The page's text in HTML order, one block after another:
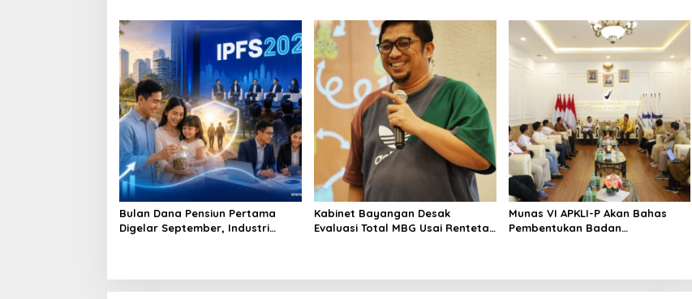
Layak
Bulan Dana Pensiun Pertama
Digelar September, Industri
Kabinet Bayangan Desak
Evaluasi Total MBG Usai Rentetan
Munas VI APKLI-P Akan Bahas
Pembentukan Badan